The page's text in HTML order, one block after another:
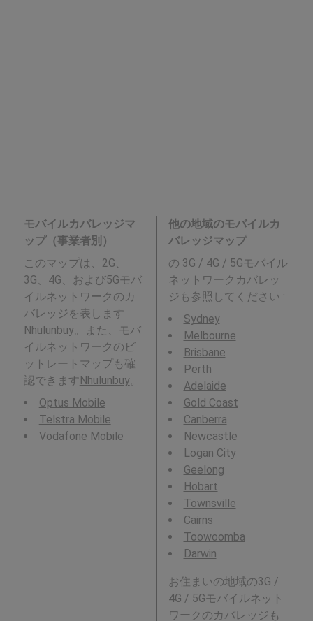
モバイルカバレッジマ
ップ（事業者別）
このマップは、2G、
3G、4G、および5Gモバ
イルネットワークのカ
バレッジを表します
Nhulunbuy。また、モバ
イルネットワークのビ
ットレートマップも確
認できます Nhulunbuy。
Optus Mobile
Telstra Mobile
Vodafone Mobile
他の地域のモバイルカ
バレッジマップ
の 3G / 4G / 5Gモバイル
ネットワークカバレッ
ジも参照してください :
Sydney
Melbourne
Brisbane
Perth
Adelaide
Gold Coast
Canberra
Newcastle
Logan City
Geelong
Hobart
Townsville
Cairns
Toowoomba
Darwin
お住まいの地域の3G /
4G / 5Gモバイルネット
ワークのカバレッジも